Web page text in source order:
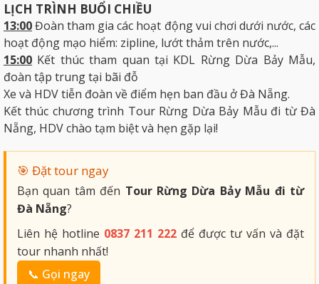
LỊCH TRÌNH BUỔI CHIỀU
13:00Đoàn tham gia các hoạt động vui chơi dưới nước, các
hoạt động mạo hiểm: zipline, lướt thảm trên nước,...
15:00 Kết thúc tham quan tại KDL Rừng Dừa Bảy Mẫu,
đoàn tập trung tại bãi đỗ
Xe và HDV tiễn đoàn về điểm hẹn ban đầu ở Đà Nẵng.
Kết thúc chương trình Tour Rừng Dừa Bảy Mẫu đi từ Đà
Nẵng, HDV chào tạm biệt và hẹn gặp lại!
🎯 Đặt tour ngay
Bạn quan tâm đến Tour Rừng Dừa Bảy Mẫu đi từ
Đà Nẵng?
Liên hệ hotline 0837 211 222 để được tư vấn và đặt
tour nhanh nhất!
📞 Gọi ngay